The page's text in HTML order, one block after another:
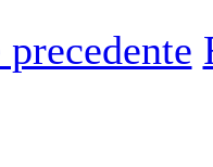
precedente